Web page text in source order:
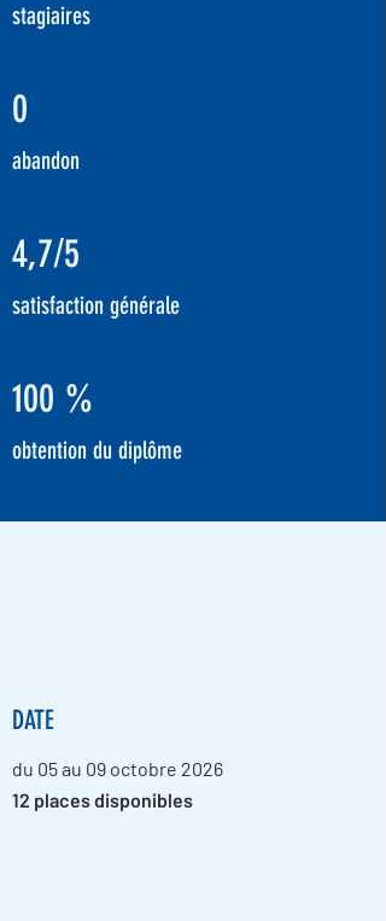
stagiaires
0
abandon
4,7/5
satisfaction générale
100 %
obtention du diplôme
DATE
du 05 au 09 octobre 2026
12 places disponibles